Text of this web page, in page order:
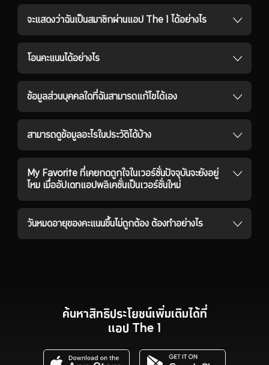
จะแสดงว่าฉันเป็นสมาชิกผ่านแอป The 1 ได้อย่างไร
โอนคะแนนได้อย่างไร
ข้อมูลส่วนบุคคลใดที่ฉันสามารถแก้ไขได้เอง
สามารถดูข้อมูลอะไรในประวัติได้บ้าง
My Favorite ที่เคยกดถูกใจในเวอร์ชั่นปัจจุบันจะยังอยู่
ไหม เมื่ออัปเดทแอปพลิเคชั่นเป็นเวอร์ชั่นใหม่
วันหมดอายุของคะแนนขึ้นไม่ถูกต้อง ต้องทำอย่างไร
ค้นหาสิทธิประโยชน์เพิ่มเติมได้ที่
แอป The 1